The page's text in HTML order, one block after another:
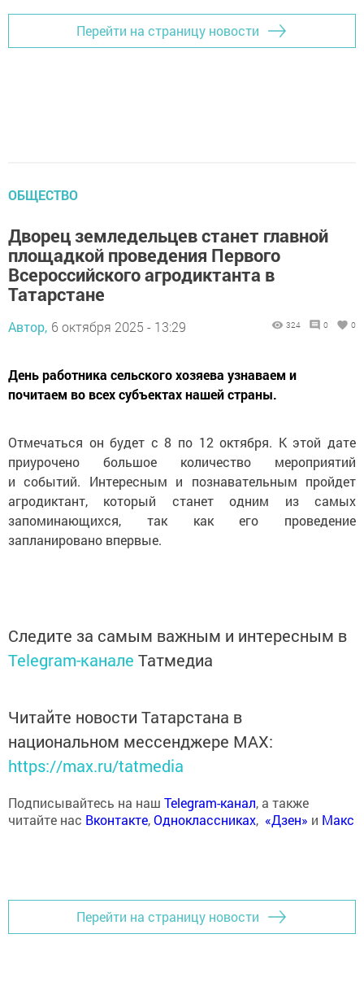
Перейти на страницу новости
ОБЩЕСТВО
Дворец земледельцев станет главной
площадкой проведения Первого
Всероссийского агродиктанта в
Татарстане
Автор, 6 октября 2025 - 13:29 324 0 0
День работника сельского хозяева узнаваем и
почитаем во всех субъектах нашей страны.
Отмечаться он будет с 8 по 12 октября. К этой дате
приурочено большое количество мероприятий
и событий. Интересным и познавательным пройдет
агродиктант, который станет одним из самых
запоминающихся, так как его проведение
запланировано впервые.
Следите за самым важным и интересным в
Telegram-канале Татмедиа
Читайте новости Татарстана в
национальном мессенджере MАХ:
https://max.ru/tatmedia
Подписывайтесь на наш Telegram-канал, а также
читайте нас Вконтакте,Одноклассниках, «Дзен» и Макс
Перейти на страницу новости